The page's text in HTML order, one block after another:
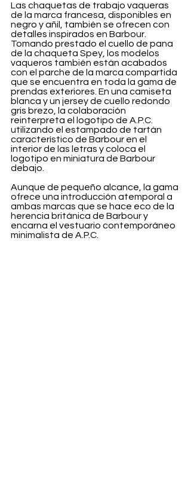
Las chaquetas de trabajo vaqueras
de la marca francesa, disponibles en
negro y añil, también se ofrecen con
detalles inspirados en Barbour.
Tomando prestado el cuello de pana
de la chaqueta Spey, los modelos
vaqueros también están acabados
con el parche de la marca compartida
que se encuentra en toda la gama de
prendas exteriores. En una camiseta
blanca y un jersey de cuello redondo
gris brezo, la colaboración
reinterpreta el logotipo de A.P.C.
utilizando el estampado de tartán
característico de Barbour en el
interior de las letras y coloca el
logotipo en miniatura de Barbour
debajo.
Aunque de pequeño alcance, la gama
ofrece una introducción atemporal a
ambas marcas que se hace eco de la
herencia británica de Barbour y
encarna el vestuario contemporáneo
minimalista de A.P.C.